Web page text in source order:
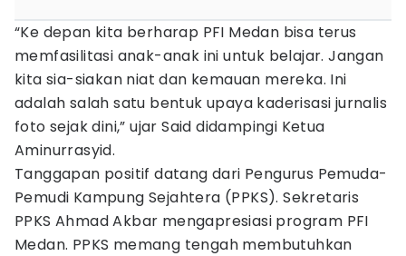
“Ke depan kita berharap PFI Medan bisa terus
memfasilitasi anak-anak ini untuk belajar. Jangan
kita sia-siakan niat dan kemauan mereka. Ini
adalah salah satu bentuk upaya kaderisasi jurnalis
foto sejak dini,” ujar Said didampingi Ketua
Aminurrasyid.
Tanggapan positif datang dari Pengurus Pemuda-
Pemudi Kampung Sejahtera (PPKS). Sekretaris
PPKS Ahmad Akbar mengapresiasi program PFI
Medan. PPKS memang tengah membutuhkan